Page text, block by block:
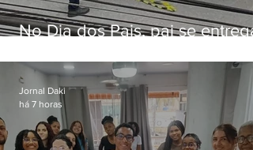
No Dia dos Pais, pai se entrega
5 anos em SP
Jornal Daki
há 7 horas